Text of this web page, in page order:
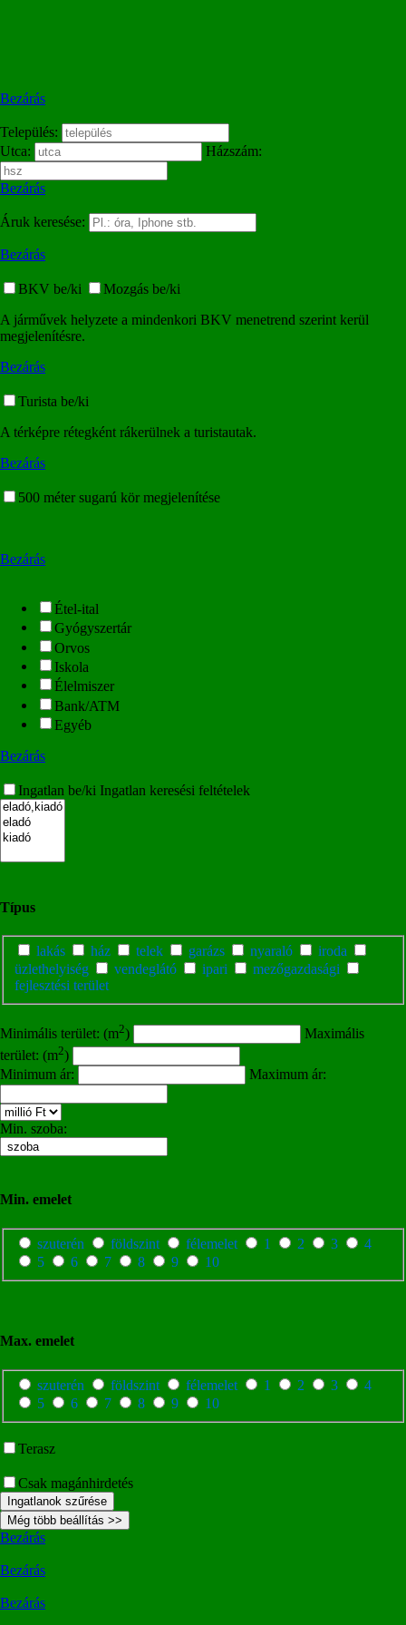
Bezárás
Település:
Utca:
Házszám:
Bezárás
Áruk keresése:
Bezárás
BKV be/ki
Mozgás be/ki
A járművek helyzete a mindenkori BKV menetrend szerint kerül
megjelenítésre.
Bezárás
Turista be/ki
A térképre rétegként rákerülnek a turistautak.
Bezárás
500 méter sugarú kör megjelenítése
Bezárás
Étel-ital
Gyógyszertár
Orvos
Iskola
Élelmiszer
Bank/ATM
Egyéb
Bezárás
Ingatlan be/ki Ingatlan keresési feltételek
Típus
lakás ház telek garázs nyaraló
iroda
üzlethelyiség
vendeglátó ipari
mezőgazdasági
fejlesztési terület
Minimális terület: (m2)
Maximális
terület: (m2)
Minimum ár:
Maximum ár:
Min. szoba:
Min. emelet
szuterén földszint félemelet 1 2 3
4
5
6 7 8 9 10
Max. emelet
szuterén földszint félemelet 1 2 3
4
5
6 7 8 9 10
Terasz
Csak magánhirdetés
Ingatlanok szűrése
Még több beállítás >>
Bezárás
Bezárás
Bezárás